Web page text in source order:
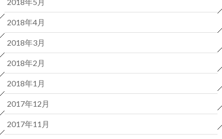
2018年4月
2018年3月
2018年2月
2018年1月
2017年12月
2017年11月